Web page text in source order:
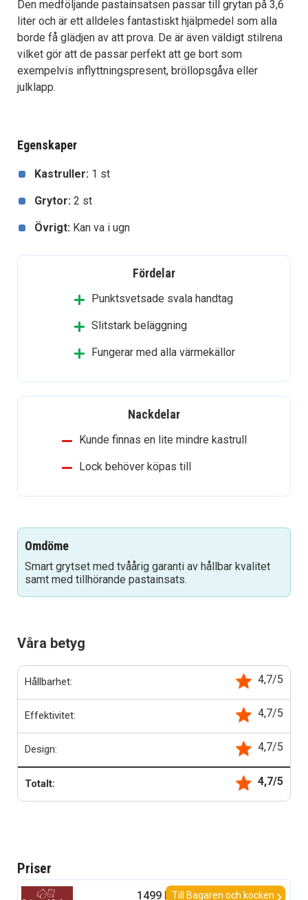
Den medföljande pastainsatsen passar till grytan på 3,6
liter och är ett alldeles fantastiskt hjälpmedel som alla
borde få glädjen av att prova. De är även väldigt stilrena
vilket gör att de passar perfekt att ge bort som
exempelvis inflyttningspresent, bröllopsgåva eller
julklapp.
Egenskaper
Kastruller: 1 st
Grytor: 2 st
Övrigt: Kan va i ugn
Fördelar
Punktsvetsade svala handtag
Slitstark beläggning
Fungerar med alla värmekällor
Nackdelar
Kunde finnas en lite mindre kastrull
Lock behöver köpas till
Omdöme
Smart grytset med tvåårig garanti av hållbar kvalitet
samt med tillhörande pastainsats.
Våra betyg
Hållbarhet: 4,7/5
Effektivitet: 4,7/5
Design: 4,7/5
Totalt: 4,7/5
Priser
Till Bagaren och kocken
1499 kr